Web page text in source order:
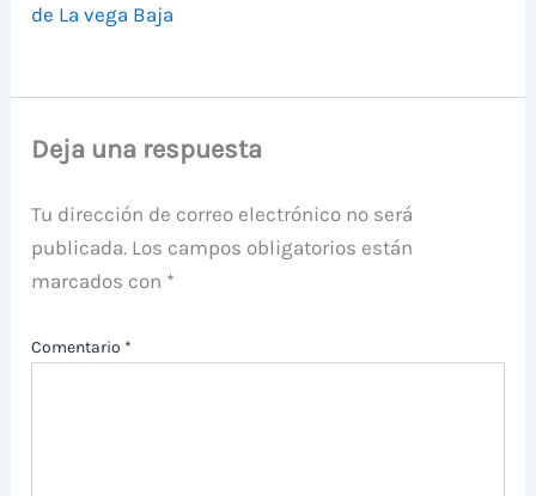
de La vega Baja
Deja una respuesta
Tu dirección de correo electrónico no será
publicada. Los campos obligatorios están
marcados con *
Comentario *